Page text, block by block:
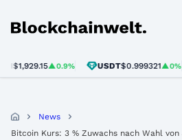
Blockchainwelt
▲0.9% USDT$0.999321▲0%
News
Bitcoin Kurs: 3 % Zuwachs nach Wahl